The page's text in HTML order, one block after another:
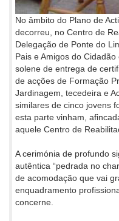
No âmbito do Plano de
decorreu, no Centro de
Delegação de Ponte do
Pais e Amigos do
solene de entrega de
de acções de Formação
Jardinagem, tecedeira e
similares de cinco jovens
esta parte vinham,
aquele Centro de
A cerimónia de profundo
autêntica “pedrada no
de acomodação que vai
enquadramento
concerne.